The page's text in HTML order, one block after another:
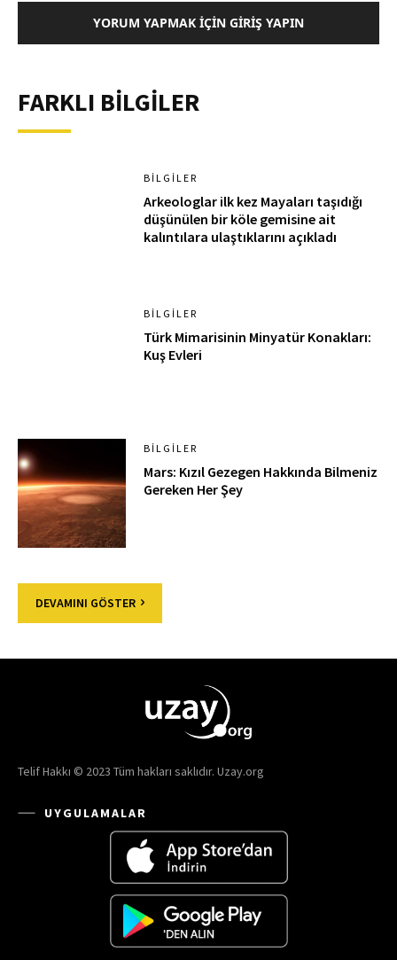
YORUM YAPMAK İÇIN GIRIŞ YAPIN
FARKLI BİLGİLER
BILGILER
Arkeologlar ilk kez Mayaları taşıdığı
düşünülen bir köle gemisine ait
kalıntılara ulaştıklarını açıkladı
BILGILER
Türk Mimarisinin Minyatür Konakları:
Kuş Evleri
BILGILER
Mars: Kızıl Gezegen Hakkında Bilmeniz
Gereken Her Şey
DEVAMINI GÖSTER
Telif Hakkı © 2023 Tüm hakları saklıdır. Uzay.org
UYGULAMALAR